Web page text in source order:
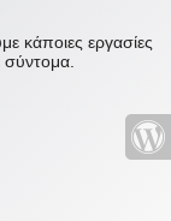
κάποιες εργασίες